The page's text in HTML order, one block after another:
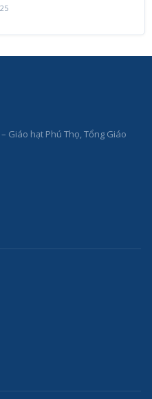
Giáo hạt Phú Thọ, Tổng Giáo